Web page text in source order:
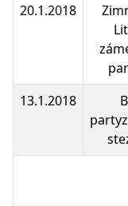
20.1.2018
13.1.2018